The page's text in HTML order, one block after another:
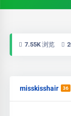
7.55K 浏览
misskisshair 36